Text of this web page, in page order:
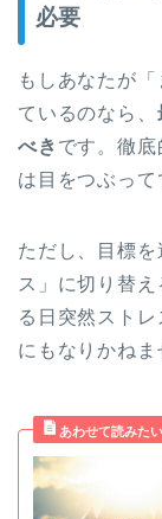
必要
もしあなたが
ているのなら、
べき です。徹
は目をつぶって
ただし、目標
ス」に切り替
る日突然スト
にもなりかねま